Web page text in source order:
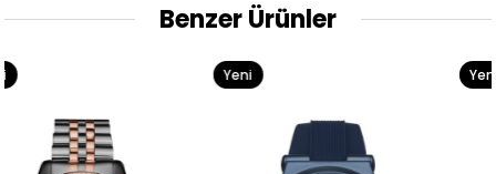
Benzer Ürünler